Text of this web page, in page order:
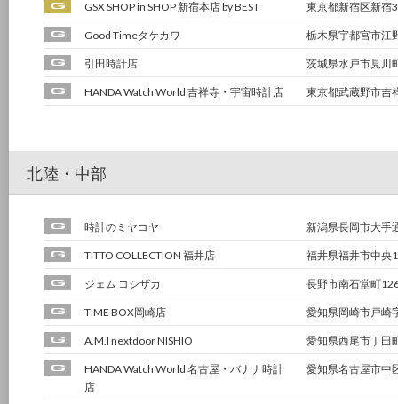
GSX SHOP in SHOP 新宿本店 by BEST 東京都新宿区新宿
Good Timeタケカワ 栃木県宇都宮市江
引田時計店 茨城県水戸市見川
HANDA Watch World 吉祥寺・宇宙時計店 東京都武蔵野市吉
北陸・中部
時計のミヤコヤ 新潟県長岡市大手
TITTO COLLECTION 福井店 福井県福井市中央
ジェム コシザカ 長野市南石堂町
TIME BOX岡崎店 愛知県岡崎市戸崎
A.M.I nextdoor NISHIO 愛知県西尾市丁田
HANDA Watch World 名古屋・バナナ時計
店
愛知県名古屋市中